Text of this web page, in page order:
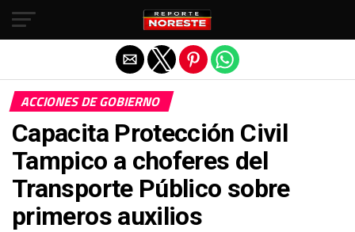
ACCIONES DE GOBIERNO
Capacita Protección Civil
Tampico a choferes del
Transporte Público sobre
primeros auxilios
Salir de la versión móvil